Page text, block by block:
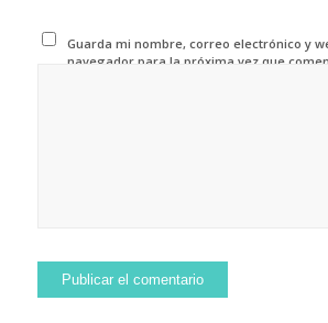
Guarda mi nombre, correo electrónico y
navegador para la próxima vez que